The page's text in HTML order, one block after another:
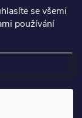
se všemi
používání
vyhrazena.